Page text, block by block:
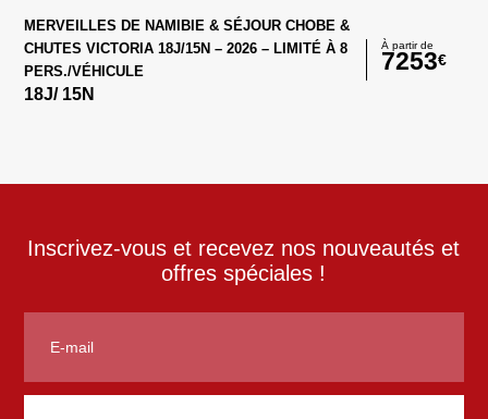
MERVEILLES DE NAMIBIE & SÉJOUR CHOBE &
CHUTES VICTORIA 18J/15N – 2026 – LIMITÉ À 8
PERS./VÉHICULE
18J/ 15N
À partir de
7253€
Inscrivez-vous et recevez nos nouveautés et
offres spéciales !